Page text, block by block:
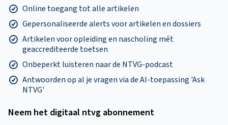
Online toegang tot alle artikelen
Gepersonaliseerde alerts voor artikelen en dossiers
Artikelen voor opleiding en nascholing mét
geaccrediteerde toetsen
Onbeperkt luisteren naar de NTVG-podcast
Antwoorden op al je vragen via de AI-toepassing 'Ask
NTVG'
Neem het digitaal ntvg abonnement